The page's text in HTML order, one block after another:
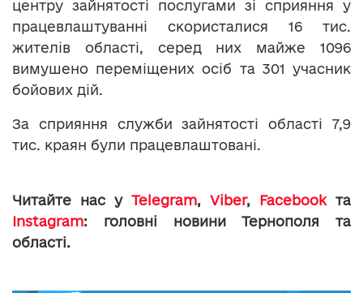
центру зайнятості послугами зі сприяння у
працевлаштуванні скористалися 16 тис.
жителів області, серед них майже 1096
вимушено переміщених осіб та 301 учасник
бойових дій.
За сприяння служби зайнятості області 7,9
тис. краян були працевлаштовані.
Читайте нас у Telegram, Viber, Facebookта
Instagram: головні новини Тернополя та
області.